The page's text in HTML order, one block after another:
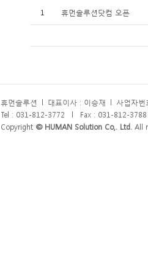
1 휴먼솔루션닷컴 오픈
휴먼솔루션 대표이사 : 이승재
사업자
Tel : 031-812-3772
Fax : 031-812-3788
Copyright © HUMAN Solution Co,. Ltd. All